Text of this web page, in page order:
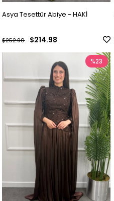
Asya Tesettür Abiye - HAKİ
$214.98
$252.90
%23